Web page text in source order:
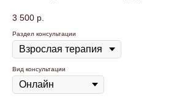
3 500 р.
Раздел консультации
Вид консультации